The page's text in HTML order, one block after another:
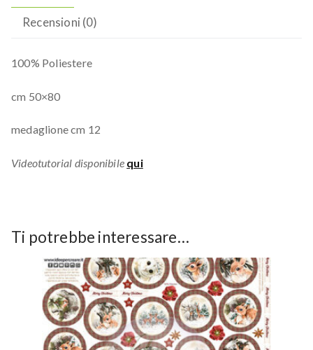
Recensioni (0)
100% Poliestere
cm 50×80
medaglione cm 12
Videotutorial disponibile qui
Ti potrebbe interessare…